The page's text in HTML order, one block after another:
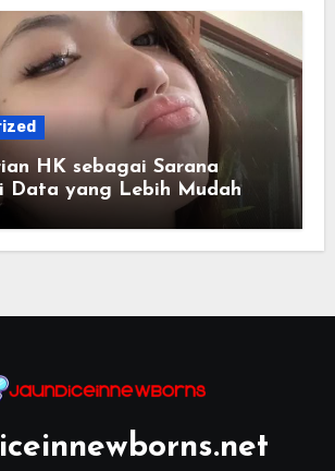
HK sebagai Sarana
Data yang Lebih Mudah